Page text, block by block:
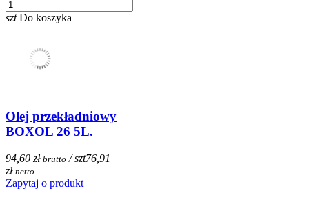
szt Do koszyka
Olej przekładniowy
BOXOL 26 5L.
94,60 zł brutto / szt76,91
zł netto
Zapytaj o produkt